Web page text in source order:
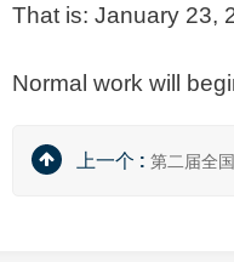
That is: January 23,
Normal work will
上一个 : 第二届全